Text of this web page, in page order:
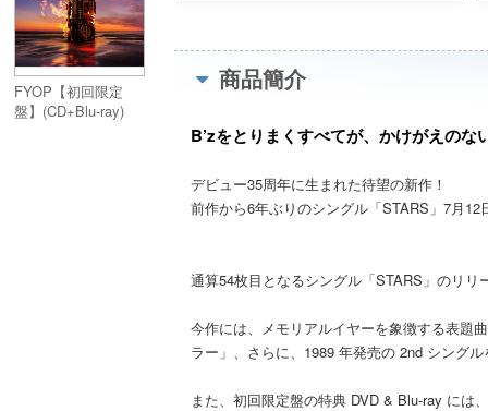
FYOP【初回限定
盤】(CD+Blu-ray)
商品簡介
B’zをとりまくすべてが、かけがえのな
デビュー35周年に生まれた待望の新作！
前作から6年ぶりのシングル「STARS」7月12
通算54枚目となるシングル「STARS」のリリ
今作には、メモリアルイヤーを象徴する表題
ラー」、さらに、1989 年発売の 2nd シング
また、初回限定盤の特典 DVD & Blu-ray には